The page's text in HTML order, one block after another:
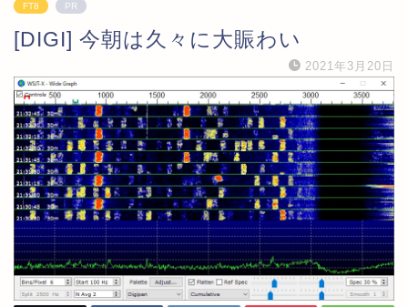
FT8 PR
[DIGI] 今朝は久々に大賑わい
2021年3月20日